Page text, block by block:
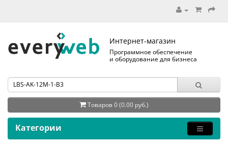
Интернет-магазин
Программное обеспечение
и оборудование для бизнеса
Товаров 0 (0.00 руб.)
Категории